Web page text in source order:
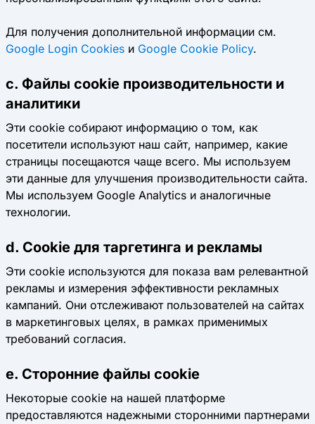
Для получения дополнительной информации см.
Google Login Cookies и Google Cookie Policy.
c. Файлы cookie производительности и
аналитики
Эти cookie собирают информацию о том, как
посетители используют наш сайт, например, какие
страницы посещаются чаще всего. Мы используем
эти данные для улучшения производительности сайта.
Мы используем Google Analytics и аналогичные
технологии.
d. Cookie для таргетинга и рекламы
Эти cookie используются для показа вам релевантной
рекламы и измерения эффективности рекламных
кампаний. Они отслеживают пользователей на сайтах
в маркетинговых целях, в рамках применимых
требований согласия.
e. Сторонние файлы cookie
Некоторые cookie на нашей платформе
предоставляются надежными сторонними партнерами